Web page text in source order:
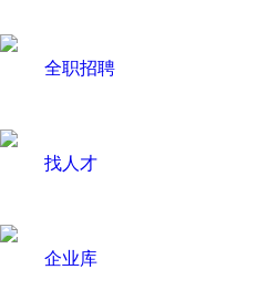
全职招聘
找人才
企业库